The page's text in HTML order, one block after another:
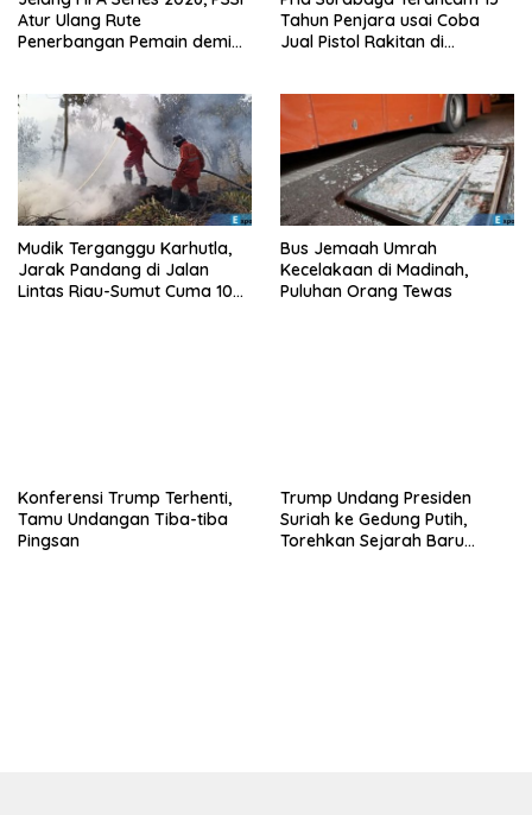
Atur Ulang Rute
Penerbangan Pemain demi
Tahun Penjara usai Coba
Jual Pistol Rakitan di
Mudik Terganggu Karhutla,
Jarak Pandang di Jalan
Lintas Riau-Sumut Cuma 10
Bus Jemaah Umrah
Kecelakaan di Madinah,
Puluhan Orang Tewas
Konferensi Trump Terhenti,
Tamu Undangan Tiba-tiba
Pingsan
Trump Undang Presiden
Suriah ke Gedung Putih,
Torehkan Sejarah Baru